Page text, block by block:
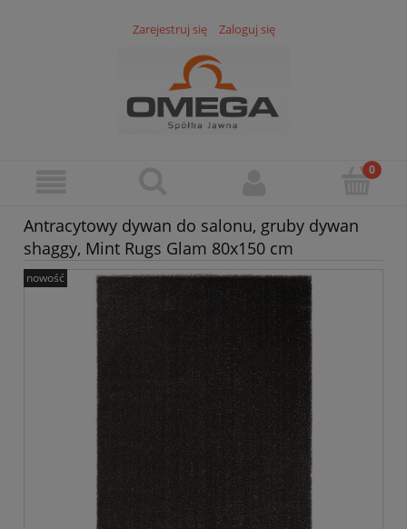
Zarejestruj się Zaloguj się
Antracytowy dywan do salonu, gruby dywan
shaggy, Mint Rugs Glam 80x150 cm
nowość